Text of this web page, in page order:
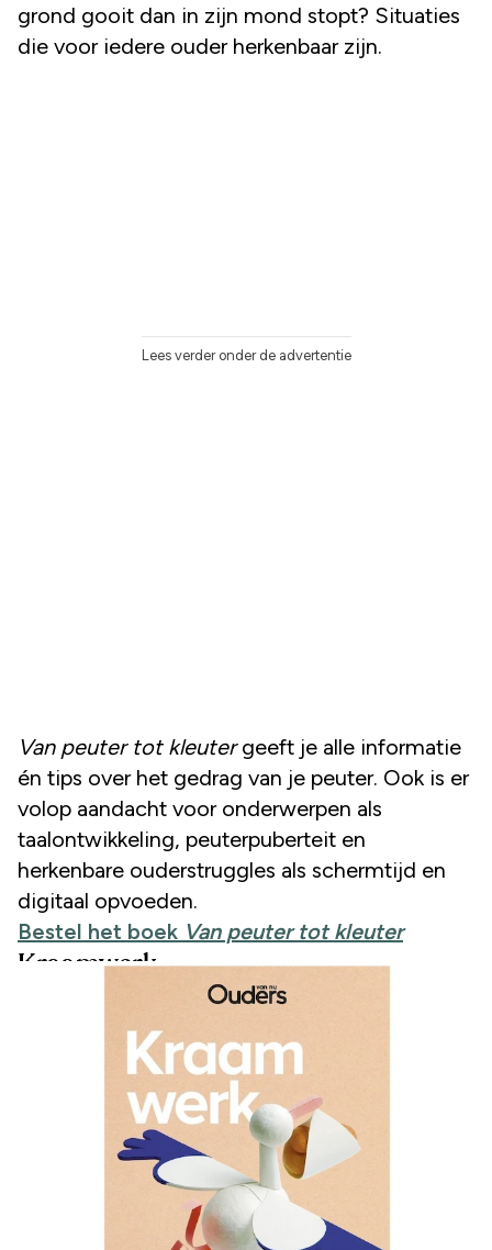
grond gooit dan in zijn mond stopt? Situaties
die voor iedere ouder herkenbaar zijn.
Lees verder onder de advertentie
Van peuter tot kleutergeeft je alle informatie
én tips over het gedrag van je peuter. Ook is er
volop aandacht voor onderwerpen als
taalontwikkeling, peuterpuberteit en
herkenbare ouderstruggles als schermtijd en
digitaal opvoeden.
Bestel het boek Van peuter tot kleuter
Kraamwerk